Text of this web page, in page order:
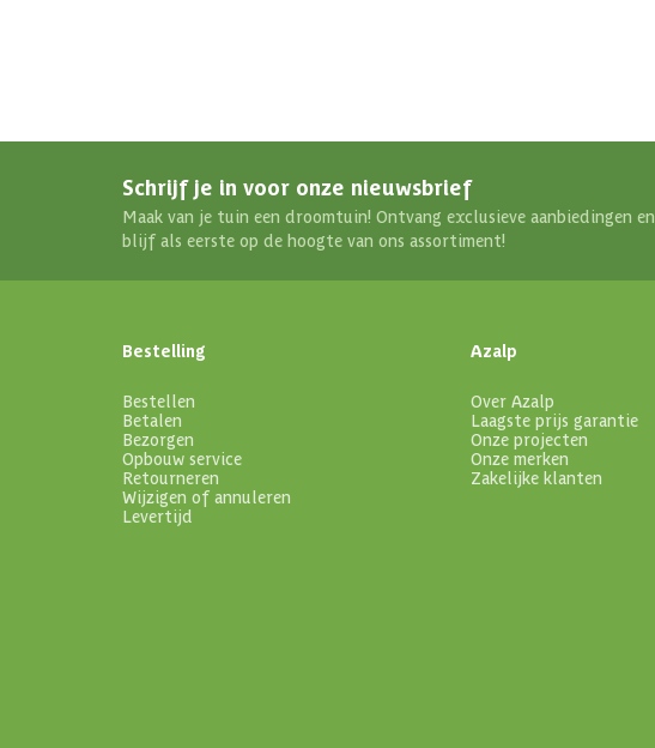
Schrijf je in voor onze nieuwsbrief
Maak van je tuin een droomtuin! Ontvang exclusieve aanbiedingen en
blijf als eerste op de hoogte van ons assortiment!
Bestelling
Bestellen
Betalen
Bezorgen
Opbouw service
Retourneren
Wijzigen of annuleren
Levertijd
Azalp
Over Azalp
Laagste prijs garantie
Onze projecten
Onze merken
Zakelijke klanten